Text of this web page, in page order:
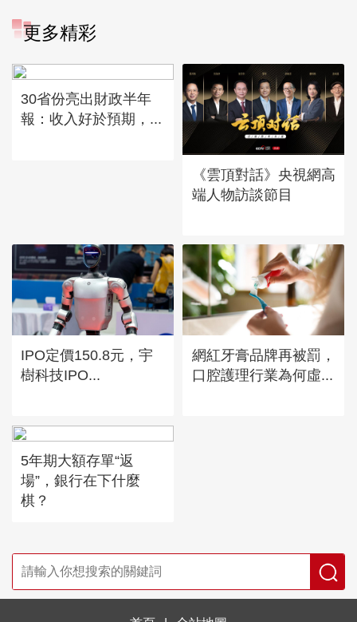
更多精彩
30省份亮出財政半年
報：收入好於預期，...
《雲頂對話》央視網高
端人物訪談節目
IPO定價150.8元，宇
樹科技IPO...
網紅牙膏品牌再被罰，
口腔護理行業為何虛...
5年期大額存單“返
場”，銀行在下什麼
棋？